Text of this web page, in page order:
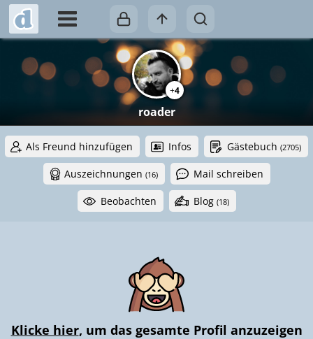
+4
roader
Als Freund hinzufügen Infos Gästebuch (2705)
Auszeichnungen (16) Mail schreiben
Beobachten Blog (18)
Klicke hier, um das gesamte Profil anzuzeigen